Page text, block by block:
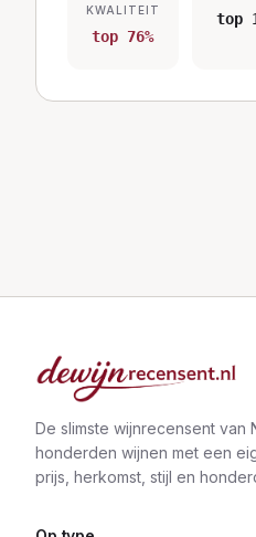
KWALITEIT
top 76%
top
De slimste wijnrecensent van
honderden wijnen met een
prijs, herkomst, stijl en